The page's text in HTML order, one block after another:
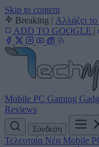
Skip to content
Breaking | Αλλάζει
ADD TO GOOGLE |
Mobile PC Gaming
Reviews
Σύνδεση
Τελευταία Νέα Mobile